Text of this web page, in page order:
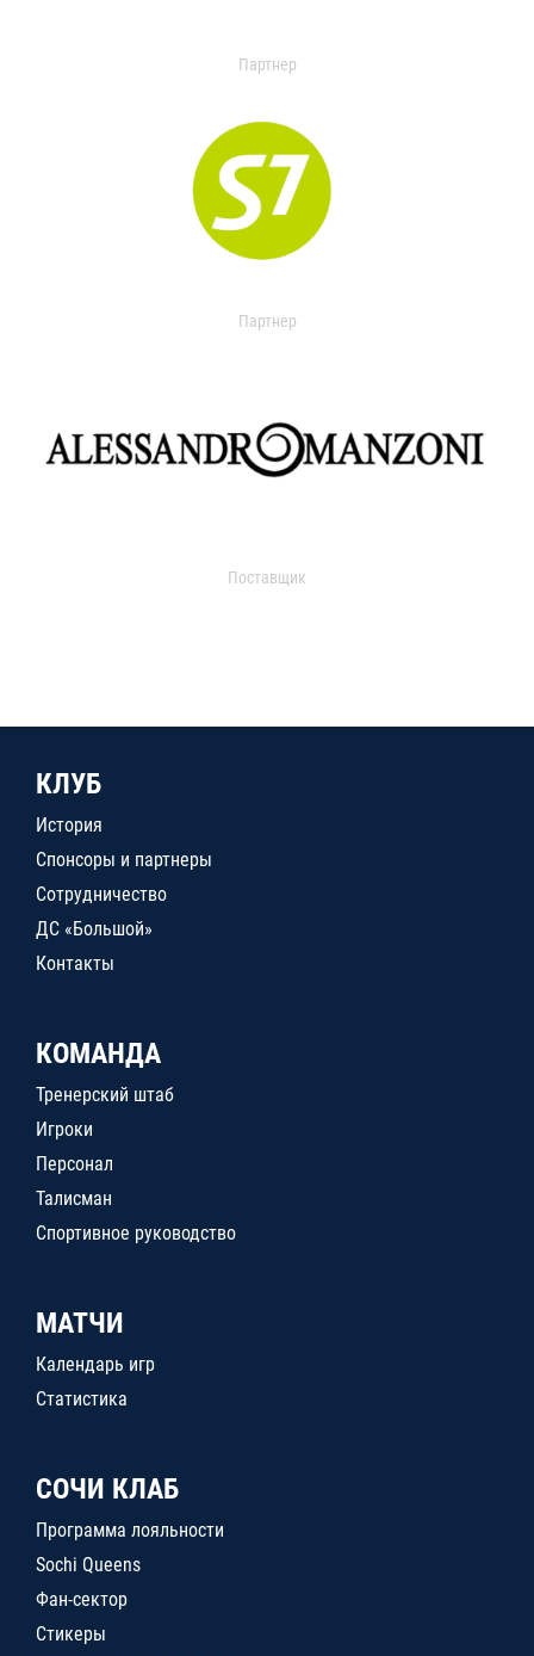
Партнер
Партнер
Поставщик
КЛУБ
История
Спонсоры и партнеры
Сотрудничество
ДС «Большой»
Контакты
КОМАНДА
Тренерский штаб
Игроки
Персонал
Талисман
Спортивное руководство
МАТЧИ
Календарь игр
Статистика
СОЧИ КЛАБ
Программа лояльности
Sochi Queens
Фан-сектор
Стикеры